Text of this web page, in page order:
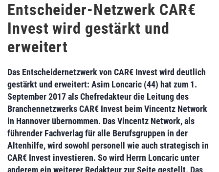
Entscheider-Netzwerk CAR€
Invest wird gestärkt und
erweitert
Das Entscheidernetzwerk von CAR€ Invest wird deutlich
gestärkt und erweitert: Asim Loncaric (44) hat zum 1.
September 2017 als Chefredakteur die Leitung des
Branchennetzwerks CAR€ Invest beim Vincentz Network
in Hannover übernommen. Das Vincentz Network, als
führender Fachverlag für alle Berufsgruppen in der
Altenhilfe, wird sowohl personell wie auch strategisch in
CAR€ Invest investieren. So wird Herrn Loncaric unter
anderem ein weiterer Redakteur zur Seite gestellt. Das